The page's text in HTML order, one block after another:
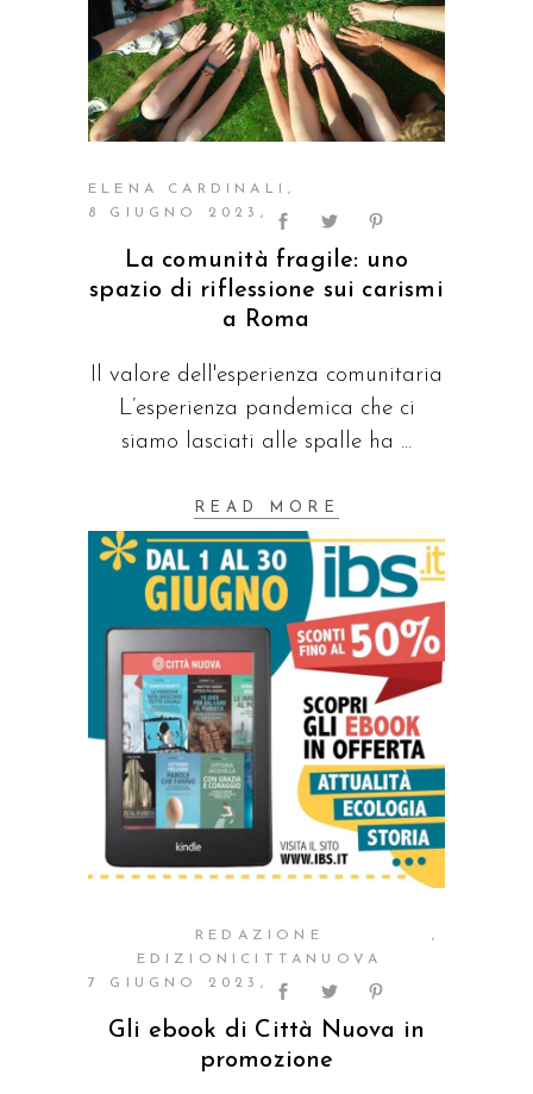
ELENA CARDINALI
8 GIUGNO 2023
La comunità fragile: uno
spazio di riflessione sui carismi
a Roma
Il valore dell'esperienza comunitaria
L’esperienza pandemica che ci
siamo lasciati alle spalle ha
READ MORE
REDAZIONE
EDIZIONICITTANUOVA
7 GIUGNO 2023
Gli ebook di Città Nuova in
promozione